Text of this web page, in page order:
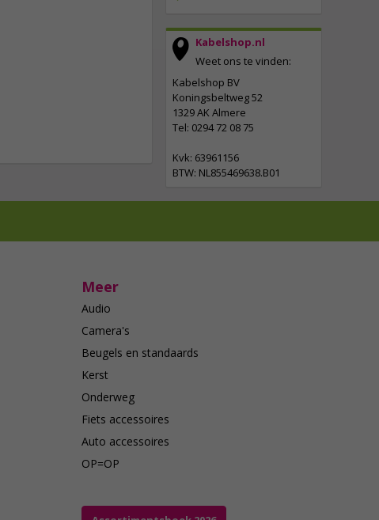
Kabelshop.nl
Weet ons te vinden:
Kabelshop BV
Koningsbeltweg 52
1329 AK Almere
Tel: 0294 72 08 75
Kvk: 63961156
BTW: NL855469638.B01
Meer
Audio
Camera's
Beugels en standaards
Kerst
Onderweg
Fiets accessoires
Auto accessoires
OP=OP